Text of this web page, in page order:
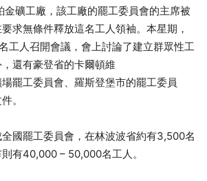
礦工廠，該工廠的罷工委員會的主席被
求無條件釋放這名工人領袖。本星期，
工人召開會議，會上討論了建立群眾性工
還有豪登省的卡爾頓維
罷工委員會、羅斯登堡市的罷工委員
。
國罷工委員會，在林波波省約有3,500名
有40,000 – 50,000名工人。